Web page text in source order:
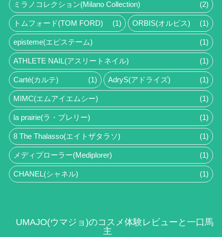
ミラノコレクション(Milano Collection) (2)
トムフォード(TOM FORD) (1) ORBIS(オルビス) (1)
episteme(エピステーム) (1)
ATHLETE NAIL(アスリートネイル) (1)
Carté(カルテ) (1) AdryS(アドライズ) (1)
MIMC(エムアイエムシー) (1)
la prairie(ラ・プレリー) (1)
8 The Thalasso(エイトザタラソ) (1)
メディプローラー(Mediplorer) (1)
CHANEL(シャネル) (1)
UMAJO(ウマジョ)のコスメ体験レビューと一口馬
主